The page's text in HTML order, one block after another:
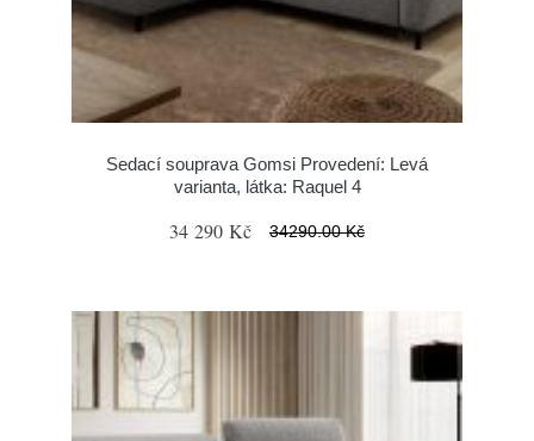
Sedací souprava Gomsi Provedení: Levá
varianta, látka: Raquel 4
34 290 Kč 34290.00 Kč